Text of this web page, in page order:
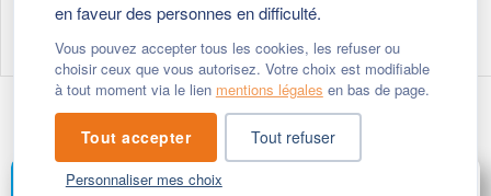
en faveur des personnes en difficulté.
Vous pouvez accepter tous les cookies, les refuser ou
choisir ceux que vous autorisez. Votre choix est modifiable
à tout moment via le lien mentions légales en bas de page.
Tout accepter Tout refuser
Personnaliser mes choix
+ 33 (0)4 72 27 42 58
- © 2026 Habitat & Humanisme